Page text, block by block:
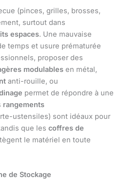
(pinces, grilles, brosses,
surtout dans
espaces. Une mauvaise
temps et usure prématurée
proposer des
modulables en métal,
anti-rouille, ou
permet de répondre à une
rangements
ustensiles) sont idéaux pour
que les coffres de
le matériel en toute
de Stockage